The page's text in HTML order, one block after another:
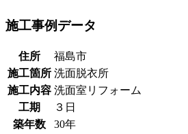
施工事例データ
住所
福島市
施工箇所 洗面脱衣所
施工内容 洗面室リフォーム
工期
３日
築年数
30年